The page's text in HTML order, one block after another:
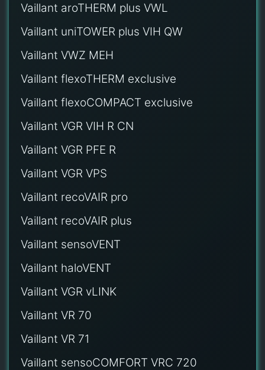
Vaillant aroTHERM plus VWL
Vaillant uniTOWER plus VIH QW
Vaillant VWZ MEH
Vaillant flexoTHERM exclusive
Vaillant flexoCOMPACT exclusive
Vaillant VGR VIH R CN
Vaillant VGR PFE R
Vaillant VGR VPS
Vaillant recoVAIR pro
Vaillant recoVAIR plus
Vaillant sensoVENT
Vaillant haloVENT
Vaillant VGR vLINK
Vaillant VR 70
Vaillant VR 71
Vaillant sensoCOMFORT VRC 720